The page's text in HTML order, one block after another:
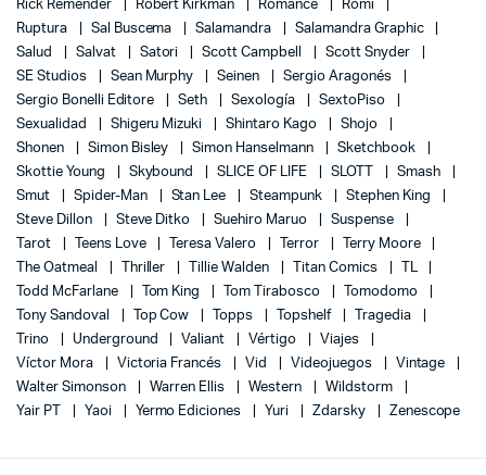
Rick Remender
Robert Kirkman Romance
Romi
Ruptura
Sal Buscema Salamandra
Salamandra Graphic
Salud
Salvat Satori Scott Campbell
Scott Snyder
SE Studios
Sean Murphy Seinen
Sergio Aragonés
Sergio Bonelli Editore
Seth Sexología
SextoPiso
Sexualidad
Shigeru Mizuki Shintaro Kago
Shojo
Shonen
Simon Bisley Simon Hanselmann
Sketchbook
Skottie Young
Skybound SLICE OF LIFE SLOTT
Smash
Smut
Spider-Man Stan Lee Steampunk
Stephen King
Steve Dillon
Steve Ditko Suehiro Maruo
Suspense
Tarot
Teens Love Teresa Valero Terror
Terry Moore
The Oatmeal
Thriller Tillie Walden Titan Comics
TL
Todd McFarlane
Tom King Tom Tirabosco
Tomodomo
Tony Sandoval
Top Cow Topps Topshelf
Tragedia
Trino
Underground Valiant Vértigo
Viajes
Víctor Mora
Victoria Francés Vid Videojuegos
Vintage
Walter Simonson
Warren Ellis Western
Wildstorm
Yair PT
Yaoi Yermo Ediciones Yuri Zdarsky Zenescope